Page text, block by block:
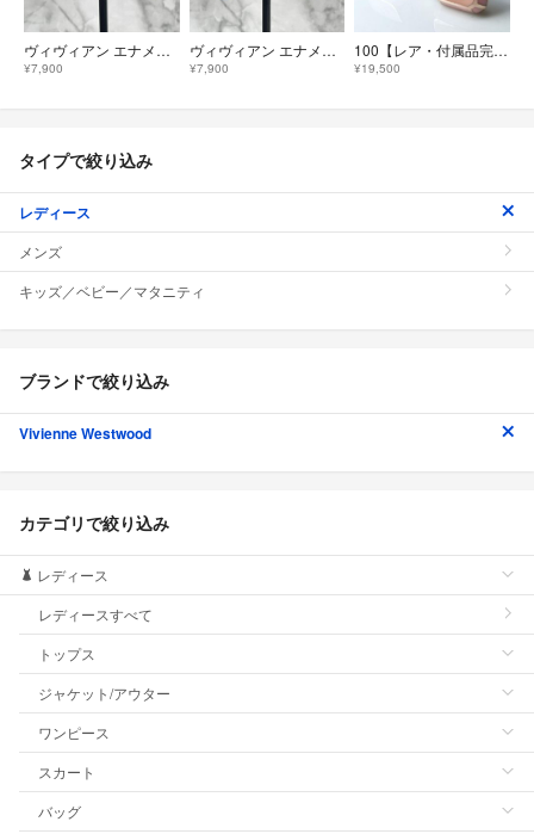
ヴィヴィアン エナメルボタンパールピアス シルバー×レッド
¥7,900
ヴィヴィアン エナメルボタンパールピアス シルバー×ブラック
¥7,900
100【レア・付属品完備】Vivienne Westwood ミルトン ピアス
¥19,500
タイプで絞り込み
レディース
メンズ
キッズ／ベビー／マタニティ
ブランドで絞り込み
Vivienne Westwood
カテゴリで絞り込み
レディース
レディースすべて
トップス
ジャケット/アウター
ワンピース
スカート
バッグ